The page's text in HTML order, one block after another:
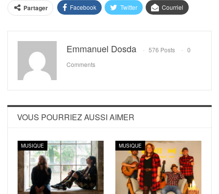
Partager Facebook Twitter Courriel
Emmanuel Dosda 576 Posts
0
Comments
VOUS POURRIEZ AUSSI AIMER
MUSIQUE MUSIQUE